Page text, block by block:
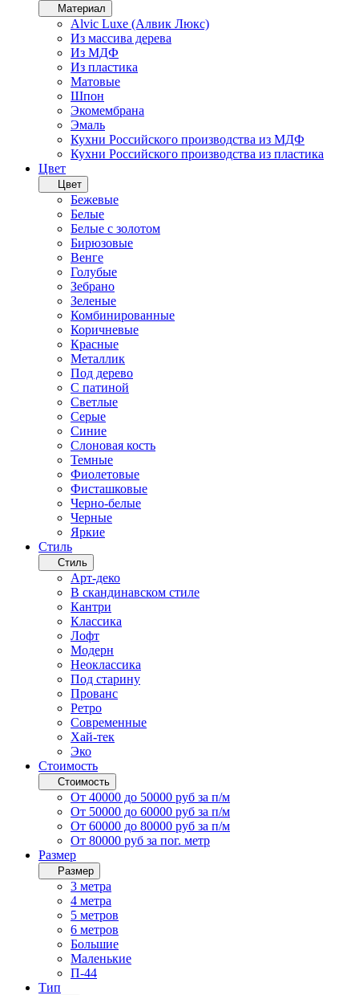
Материал
Alvic Luxe (Алвик Люкс)
Из массива дерева
Из МДФ
Из пластика
Матовые
Шпон
Экомембрана
Эмаль
Кухни Российского производства из МДФ
Кухни Российского производства из пластика
Цвет
Цвет
Бежевые
Белые
Белые с золотом
Бирюзовые
Венге
Голубые
Зебрано
Зеленые
Комбинированные
Коричневые
Красные
Металлик
Под дерево
С патиной
Светлые
Серые
Синие
Слоновая кость
Темные
Фиолетовые
Фисташковые
Черно-белые
Черные
Яркие
Стиль
Стиль
Арт-деко
В скандинавском стиле
Кантри
Классика
Лофт
Модерн
Неоклассика
Под старину
Прованс
Ретро
Современные
Хай-тек
Эко
Стоимость
Стоимость
От 40000 до 50000 руб за п/м
От 50000 до 60000 руб за п/м
От 60000 до 80000 руб за п/м
От 80000 руб за пог. метр
Размер
Размер
3 метра
4 метра
5 метров
6 метров
Большие
Маленькие
П-44
Тип